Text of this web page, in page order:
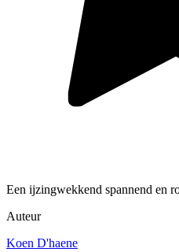
Een ijzingwekkend spannend en
Auteur
Koen D'haene